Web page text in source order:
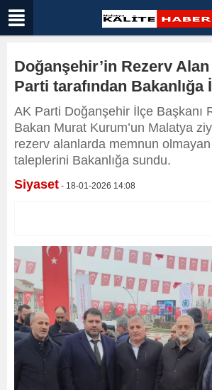
Doğanşehir’in Rezerv
Parti tarafından Bakanlığa
AK Parti Doğanşehir İlçe Başkanı
Bakan Murat Kurum’un Malatya
rezerv alanlarda memnun olmayan
taleplerini Bakanlığa sundu.
Siyaset - 18-01-2026 14:08